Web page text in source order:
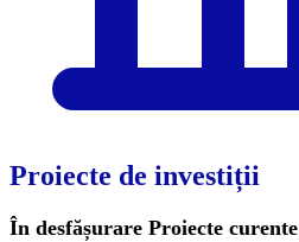
Proiecte de investiții
În desfășurare Proiecte curente